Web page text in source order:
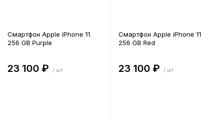
Смартфон Apple iPhone 11
256 GB Purple
23 100 ₽ / шт
Смартфон Apple iPhone 11
256 GB Red
23 100 ₽ / шт